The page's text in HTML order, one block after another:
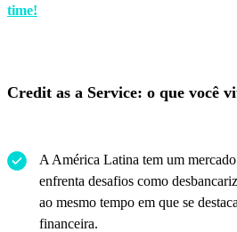
time!
Credit as a Service: o que você
A América Latina tem um
enfrenta desafios como
ao mesmo tempo em que se
financeira.